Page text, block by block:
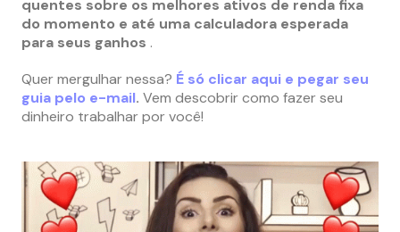
quentes sobre os melhores ativos de renda fixa
do momento e até uma calculadora esperada
para seus ganhos .
Quer mergulhar nessa? É só clicar aqui e pegar seu
guia pelo e-mail. Vem descobrir como fazer seu
dinheiro trabalhar por você!